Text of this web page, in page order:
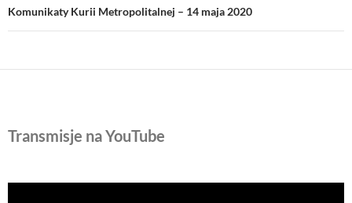
Komunikaty Kurii Metropolitalnej – 14 maja 2020
Transmisje na YouTube